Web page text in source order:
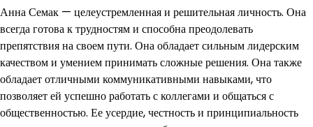
Анна Семак — целеустремленная и решительная личность. Она
всегда готова к трудностям и способна преодолевать
препятствия на своем пути. Она обладает сильным лидерским
качеством и умением принимать сложные решения. Она также
обладает отличными коммуникативными навыками, что
позволяет ей успешно работать с коллегами и общаться с
общественностью. Ее усердие, честность и принципиальность